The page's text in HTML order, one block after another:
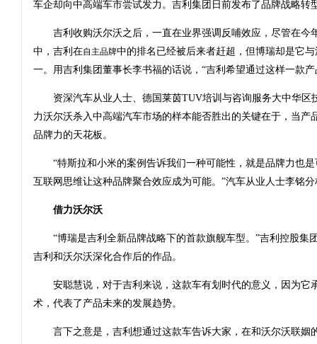
车企却向中高端车市尝试发力。吉利集团日前发布了品牌战略转
吉利收购沃尔沃之后，一直在业界强调反哺效应，尽管在今
中，吉利在自主品牌中的排名已经被后来者赶超，但博瑞却是它
一。用吉利集团董事长李书福的话说，“吉利希望通过这样一款
资深汽车从业人士、德国莱茵TUV培训与咨询服务大中华区
力沃尔沃杀入中高端汽车市场的样本能否胜出的关键在于，当产
品牌力的天花板。
“特斯拉和小米的案例告诉我们一种可能性，就是品牌力也是
互联网思维让这种品牌聚合效应成为可能。”汽车从业人士李铭分
借力沃尔沃
“博瑞是吉利全新品牌战略下的首款旗舰车型。”吉利控股集
吉利和沃尔沃深化合作后的作品。
安聪慧说，对于吉利来说，这款车有划时代的意义，因为它
术，代表了产品未来的发展趋势。
言下之意是，吉利想通过这款车告诉大家，在和沃尔沃联姻